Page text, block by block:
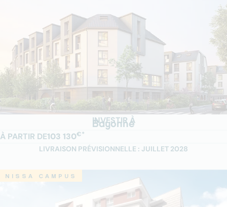
INVESTIR À
Bayonne
À PARTIR DE103 130€*
LIVRAISON PRÉVISIONNELLE : JUILLET 2028
NISSA CAMPUS